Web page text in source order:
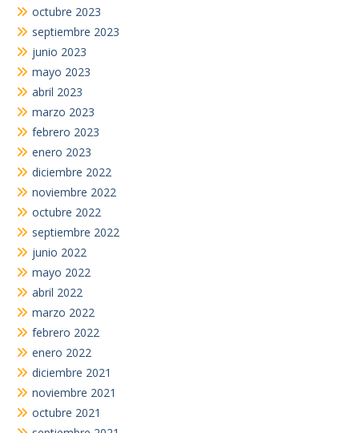
octubre 2023
septiembre 2023
junio 2023
mayo 2023
abril 2023
marzo 2023
febrero 2023
enero 2023
diciembre 2022
noviembre 2022
octubre 2022
septiembre 2022
junio 2022
mayo 2022
abril 2022
marzo 2022
febrero 2022
enero 2022
diciembre 2021
noviembre 2021
octubre 2021